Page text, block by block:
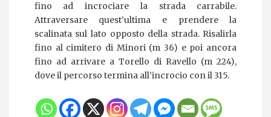
fino ad incrociare la strada carrabile.
Attraversare quest’ultima e prendere la
scalinata sul lato opposto della strada. Risalirla
fino al cimitero di Minori (m 36) e poi ancora
fino ad arrivare a Torello di Ravello (m 224),
dove il percorso termina all’incrocio con il 315.